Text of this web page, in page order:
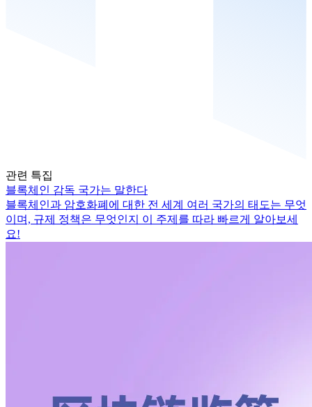
관련 특집
블록체인 감독 국가는 말한다
블록체인과 암호화폐에 대한 전 세계 여러 국가의 태도는 무엇
이며, 규제 정책은 무엇인지 이 주제를 따라 빠르게 알아보세
요!